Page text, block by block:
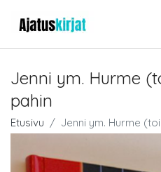
Jenni ym. Hurme
pahin
Etusivu Jenni ym. Hurme